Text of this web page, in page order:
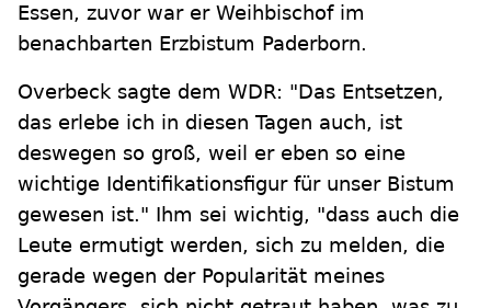
Essen, zuvor war er Weihbischof im
benachbarten Erzbistum Paderborn.
Overbeck sagte dem WDR: "Das Entsetzen,
das erlebe ich in diesen Tagen auch, ist
deswegen so groß, weil er eben so eine
wichtige Identifikationsfigur für unser Bistum
gewesen ist." Ihm sei wichtig, "dass auch die
Leute ermutigt werden, sich zu melden, die
gerade wegen der Popularität meines